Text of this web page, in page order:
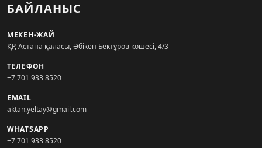
БАЙЛАНЫС
МЕКЕН-ЖАЙ
ҚР, Астана қаласы, Әбікен Бектұров көшесі, 4/3
ТЕЛЕФОН
+7 701 933 8520
EMAIL
aktan.yeltay@gmail.com
WHATSAPP
+7 701 933 8520